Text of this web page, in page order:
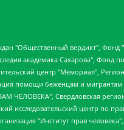
"МЕМО", Перл Роман Александрович, Симонов Евгений Алексеевич, Соловьева Елена Анатольевна, Сотников Даниил Владимирович, Сурначева Елизавета Дмитриевна, Автономная некоммерческая организация по защите прав человека и информированию населения "Якутия – Наше Мнение", Общество с ограниченной ответственностью "Москоу диджитал медиа", с 26.01.2023 Общество с ограниченной ответственностью "Чайка Белые сады", Ветошкина Валерия Валерьевна, Заговора Максим Александрович, Межрегиональное общественное движение "Российская ЛГБТ - сеть", Оленичев Максим Владимирович, Павлов Иван Юрьевич, Скворцова Елена Сергеевна, Общество с ограниченной ответственностью "Как бы инагент", Кочетков Игорь Викторович, Общество с ограниченной ответственностью "Честные выборы", Еланчик Олег Александрович, Общество с ограниченной ответственностью "Нобелевский призыв", Гималова Регина Эмилевна, Григорьев Андрей Валерьевич, Григорьева Алина Александровна, Ассоциация по содействию защите прав призывников, альтернативнослужащих и военнослужащих "Правозащитная группа "Гражданин.Армия.Право", Хисамова Регина Фаритовна, Автономная некоммерческая организация по реализации социально-правовых программ "Лилит", Дальневосточное общественное движение "Маяк", Санкт-Петербургская ЛГБТ-инициативная группа "Выход", Инициативная группа ЛГБТ+ "Реверс", Алексеев Андрей Викторович, Бекбулатова Таисия Львовна, Беляев Иван Михайлович, Владыкина